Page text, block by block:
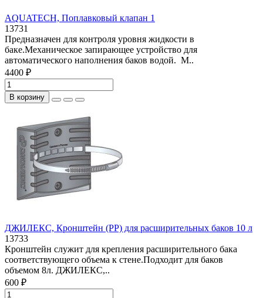
AQUATECH, Поплавковый клапан 1
13731
Предназначен для контроля уровня жидкости в
баке.Механическое запирающее устройство для
автоматического наполнения баков водой. М..
4400 ₽
В корзину
ДЖИЛЕКС, Кронштейн (РР) для расширительных баков 10 л
13733
Кронштейн служит для крепления расширительного бака
соответствующего объема к стене.Подходит для баков
объемом 8л. ДЖИЛЕКС,..
600 ₽